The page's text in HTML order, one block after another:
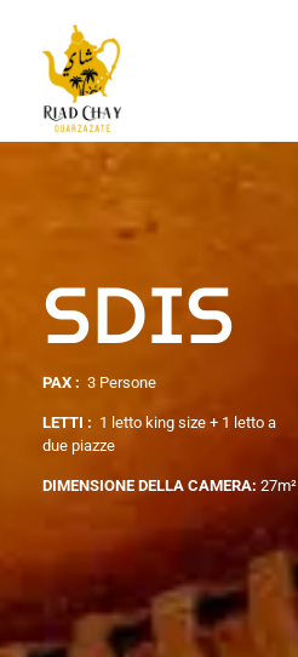
SDIS
PAX : 3 Persone
LETTI : 1 letto king size + 1 letto a
due piazze
DIMENSIONE DELLA CAMERA: 27m²